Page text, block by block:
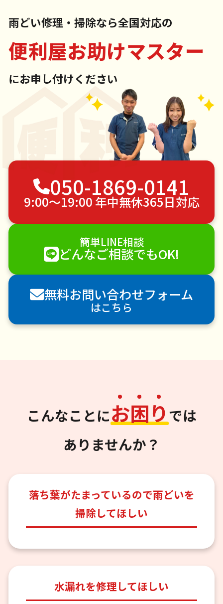
雨どい修理・掃除なら全国対応の
便利屋お助けマスター
にお申し付けください
050-1869-0141
9:00〜19:00 年中無休365日対応
簡単LINE相談
どんなご相談でもOK!
無料お問い合わせフォーム
はこちら
こんなことにお困り では
ありませんか？
落ち葉がたまっているので雨どいを
掃除してほしい
水漏れを修理してほしい